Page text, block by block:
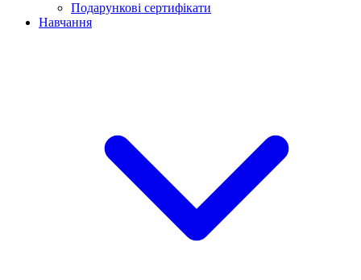
Подарункові сертифікати
Навчання